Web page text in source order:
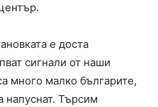
е доста
сигнали от наши
много малко българите,
напуснат. Търсим